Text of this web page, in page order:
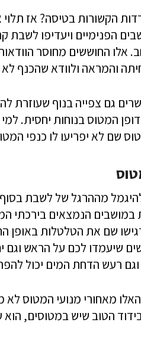
הקשורות בטיסה? אז תלוי
הפנימיים ויעדיפו
החוששים מחוסר
והמראה ולוודא שהכנף
גם צפייה בנוף שעוזרת
המטוס בנוחות יחסית.
שם לא יפריעו לו כנפי
מההרגל של לשבת
הנמצאים בירכתי
שם את הטלטלות באופן
שיעמדו לכם על הראש
וגם רעש הדחת המים יכול
מאחורי מנועי המטוס
הטוב שיש במטוסים, הוא